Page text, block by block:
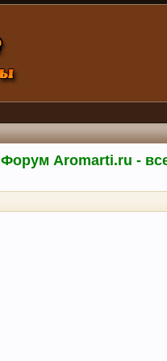
Форум Aromarti.ru -